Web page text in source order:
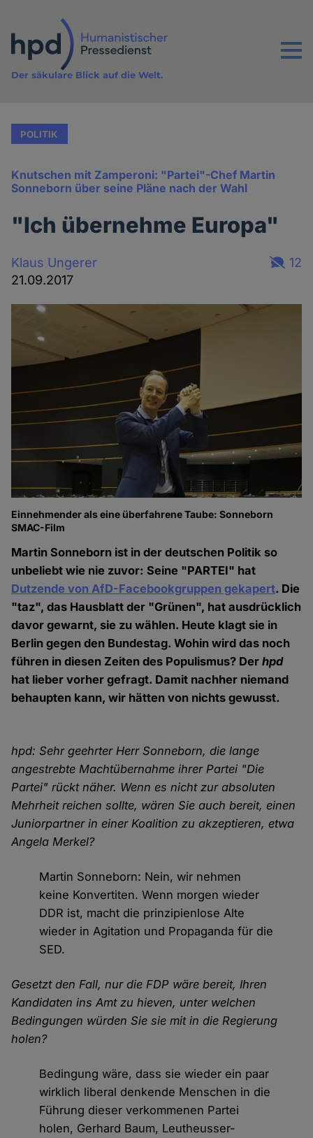
Inhalt
Menu
Der säkulare Blick auf die Welt.
POLITIK
Knutschen mit Zamperoni: "Partei"-Chef Martin
Sonneborn über seine Pläne nach der Wahl
"Ich übernehme Europa"
Klaus Ungerer
21.09.2017
12
Einnehmender als eine überfahrene Taube: Sonneborn
SMAC-Film
Martin Sonneborn ist in der deutschen Politik so
unbeliebt wie nie zuvor: Seine "PARTEI" hat
Dutzende von AfD-Facebookgruppen gekapert. Die
"taz", das Hausblatt der "Grünen", hat ausdrücklich
davor gewarnt, sie zu wählen. Heute klagt sie in
Berlin gegen den Bundestag. Wohin wird das noch
führen in diesen Zeiten des Populismus? Derhpd
hat lieber vorher gefragt. Damit nachher niemand
behaupten kann, wir hätten von nichts gewusst.
hpd: Sehr geehrter Herr Sonneborn, die lange
angestrebte Machtübernahme ihrer Partei "Die
Partei" rückt näher. Wenn es nicht zur absoluten
Mehrheit reichen sollte, wären Sie auch bereit, einen
Juniorpartner in einer Koalition zu akzeptieren, etwa
Angela Merkel?
Martin Sonneborn: Nein, wir nehmen
keine Konvertiten. Wenn morgen wieder
DDR ist, macht die prinzipienlose Alte
wieder in Agitation und Propaganda für die
SED.
Gesetzt den Fall, nur die FDP wäre bereit, Ihren
Kandidaten ins Amt zu hieven, unter welchen
Bedingungen würden Sie sie mit in die Regierung
holen?
Bedingung wäre, dass sie wieder ein paar
wirklich liberal denkende Menschen in die
Führung dieser verkommenen Partei
holen, Gerhard Baum, Leutheusser-